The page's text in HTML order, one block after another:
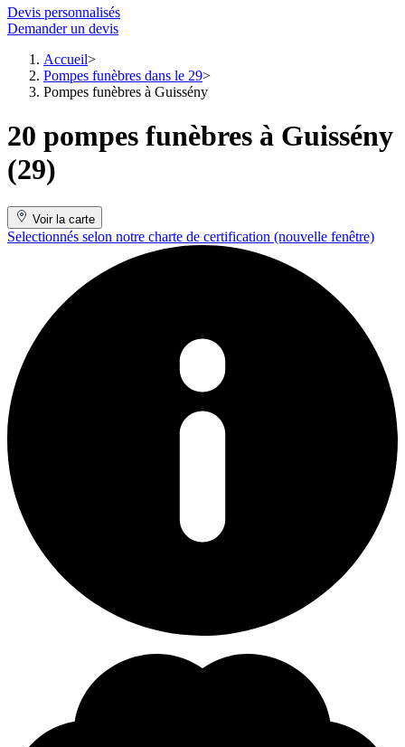
Devis personnalisés
Demander un devis
Accueil
Pompes funèbres dans le 29
Pompes funèbres à Guissény
20 pompes funèbres à Guissény
(29)
Voir la carte
Selectionnés selon notre charte de certification (nouvelle fenêtre)